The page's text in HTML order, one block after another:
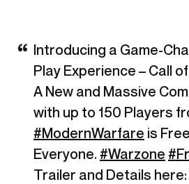
Introducing a Game-
Play Experience – Call
A New and Massive
with up to 150 Players
#ModernWarfare is
Everyone. #Warzone
Trailer and Details here: